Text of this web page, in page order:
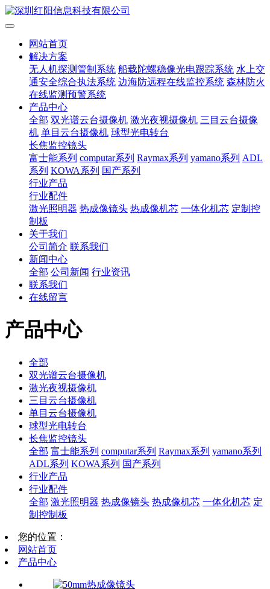
网站首页
解决方案
无人机探测管制系统 船载陀螺稳像光电跟踪系统 水上交
通安全综合执法系统 边海防远程在线监控系统 森林防火
在线监测预警系统
产品中心
全部 双光谱云台摄像机 激光夜视摄像机 三目云台摄像
机 单目云台摄像机 球型光电转台
长焦监控镜头
富士能系列 computar系列 Raymax系列 yamano系列 ADL
系列 KOWA系列 国产系列
行业产品
行业配件
激光照明器 热成像镜头 热成像机芯 一体化机芯 定制控
制板
关于我们
公司简介 联系我们
新闻中心
全部 公司新闻 行业资讯
联系我们
在线留言
产品中心
全部
双光谱云台摄像机
激光夜视摄像机
三目云台摄像机
单目云台摄像机
球型光电转台
长焦监控镜头
全部 富士能系列 computar系列 Raymax系列 yamano系列
ADL系列 KOWA系列 国产系列
行业产品
行业配件
全部 激光照明器 热成像镜头 热成像机芯 一体化机芯 定
制控制板
您的位置：
网站首页
产品中心